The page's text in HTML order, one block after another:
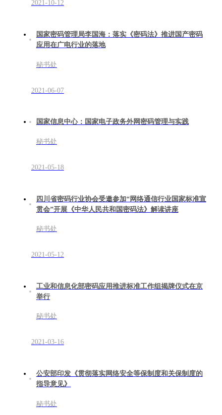
2021-10-12
国家密码管理局李国海：落实《密码法》推进国产密码
应用在广电行业的落地
秘书处
2021-06-07
国家信息中心：国家电子政务外网密码管理与实践
秘书处
2021-05-18
四川省密码行业协会受邀参加“网络通信行业国家标准宣
贯会”开展《中华人民共和国密码法》解读讲座
秘书处
2021-05-12
工业和信息化部密码应用推进标准工作组揭牌仪式在京
举行
秘书处
2021-03-16
公安部印发《贯彻落实网络安全等保制度和关保制度的
指导意见》
秘书处